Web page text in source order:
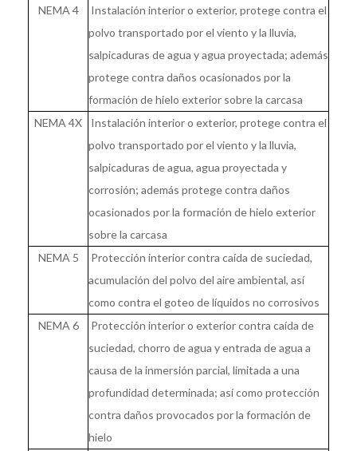
NEMA 4
Instalación interior o exterior, protege contra el
polvo transportado por el viento y la lluvia,
salpicaduras de agua y agua proyectada; además
protege contra daños ocasionados por la
formación de hielo exterior sobre la carcasa
NEMA 4X
Instalación interior o exterior, protege contra el
polvo transportado por el viento y la lluvia,
salpicaduras de agua, agua proyectada y
corrosión; además protege contra daños
ocasionados por la formación de hielo exterior
sobre la carcasa
NEMA 5
Protección interior contra caída de suciedad,
acumulación del polvo del aire ambiental, así
como contra el goteo de líquidos no corrosivos
NEMA 6
Protección interior o exterior contra caída de
suciedad, chorro de agua y entrada de agua a
causa de la inmersión parcial, limitada a una
profundidad determinada; así como protección
contra daños provocados por la formación de
hielo